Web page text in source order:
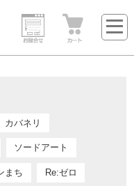
カバネリ
ソードアート
まち Re:ゼロ